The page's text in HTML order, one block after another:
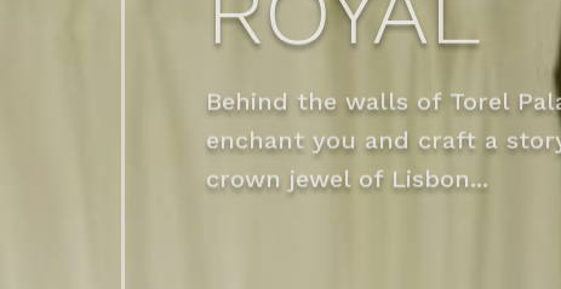
Behind the walls of Torel
enchant you and craft a
crown jewel of Lisbon...